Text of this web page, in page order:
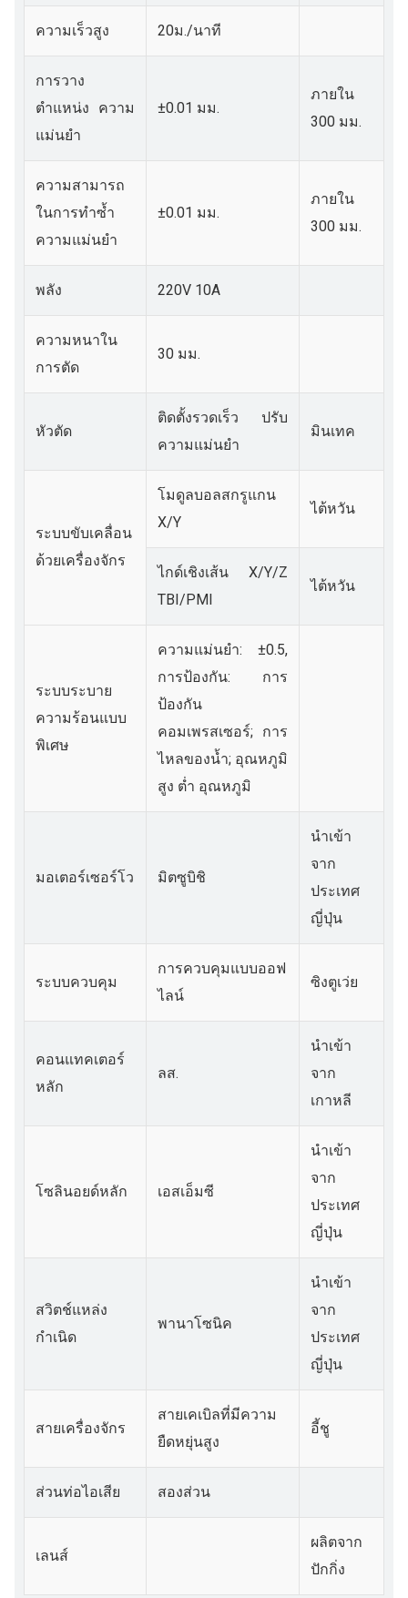
ความเร็วสูง 20ม./นาที
การวาง
ตำแหน่ง ความ
แม่นยำ
±0.01 มม.
ภายใน
300 มม.
ความสามารถ
ในการทำซ้ำ
ความแม่นยำ
±0.01 มม.
ภายใน
300 มม.
พลัง 220V 10A
ความหนาใน
การตัด
30 มม.
หัวตัด
ติดตั้งรวดเร็ว ปรับ
ความแม่นยำ
มินเทค
ระบบขับเคลื่อน
ด้วยเครื่องจักร
โมดูลบอลสกรูแกน
X/Y
ไต้หวัน
ไกด์เชิงเส้น X/Y/Z
TBI/PMI
ไต้หวัน
ระบบระบาย
ความร้อนแบบ
พิเศษ
ความแม่นยำ: ±0.5,
การป้องกัน: การ
ป้องกัน
คอมเพรสเซอร์; การ
ไหลของน้ำ; อุณหภูมิ
สูง ต่ำ อุณหภูมิ
มอเตอร์เซอร์โว มิตซูบิชิ
นำเข้า
จาก
ประเทศ
ญี่ปุ่น
ระบบควบคุม
การควบคุมแบบออฟ
ไลน์
ซิงตูเว่ย
คอนแทคเตอร์
หลัก
ลส.
นำเข้า
จาก
เกาหลี
โซลินอยด์หลัก เอสเอ็มซี
นำเข้า
จาก
ประเทศ
ญี่ปุ่น
สวิตช์แหล่ง
กำเนิด
พานาโซนิค
นำเข้า
จาก
ประเทศ
ญี่ปุ่น
สายเครื่องจักร
สายเคเบิลที่มีความ
ยืดหยุ่นสูง
อี้ชู
ส่วนท่อไอเสีย สองส่วน
เลนส์
ผลิตจาก
ปักกิ่ง